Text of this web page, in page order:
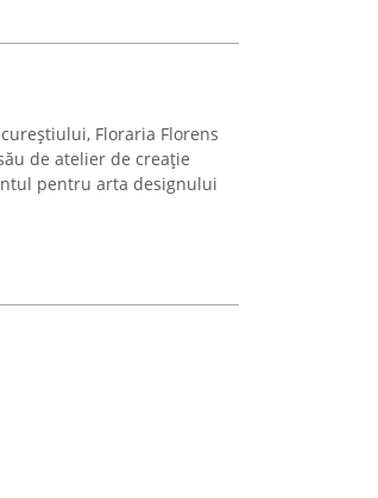
Floraria Florens
de atelier de creație
pentru arta designului